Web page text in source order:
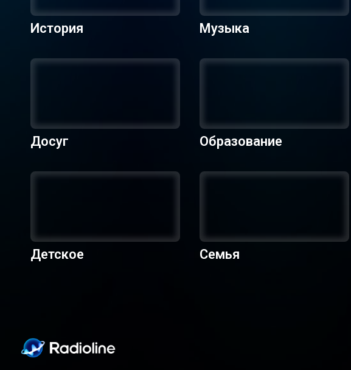
История Музыка
Досуг Образование
Детское Семья